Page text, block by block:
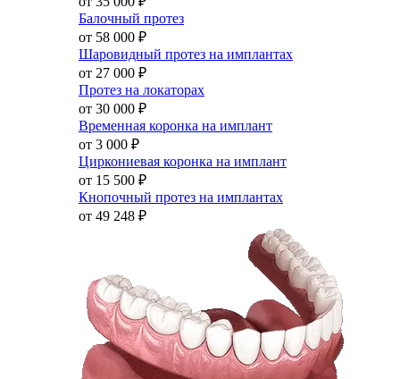
Балочный протез
от 58 000 ₽
Шаровидный протез на имплантах
от 27 000 ₽
Протез на локаторах
от 30 000 ₽
Временная коронка на имплант
от 3 000 ₽
Циркониевая коронка на имплант
от 15 500 ₽
Кнопочный протез на имплантах
от 49 248 ₽